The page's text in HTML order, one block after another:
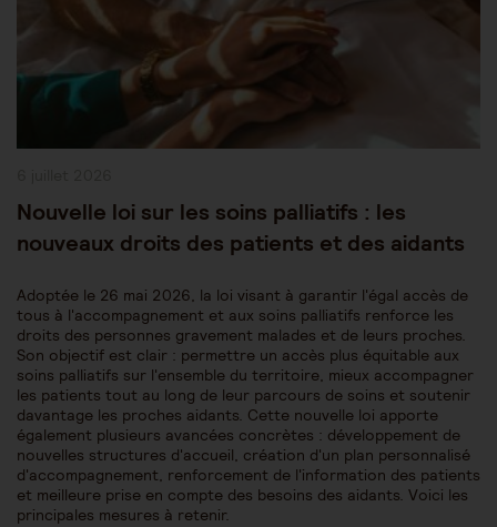
Nouvelle loi sur les soins palliatifs : les
nouveaux droits des patients et des aidants
Adoptée le 26 mai 2026, la loi visant à garantir l'égal accès de
tous à l'accompagnement et aux soins palliatifs renforce les
droits des personnes gravement malades et de leurs proches.
Son objectif est clair : permettre un accès plus équitable aux
soins palliatifs sur l'ensemble du territoire, mieux accompagner
les patients tout au long de leur parcours de soins et soutenir
davantage les proches aidants. Cette nouvelle loi apporte
également plusieurs avancées concrètes : développement de
nouvelles structures d'accueil, création d'un plan personnalisé
d'accompagnement, renforcement de l'information des patients
et meilleure prise en compte des besoins des aidants. Voici les
principales mesures à retenir.